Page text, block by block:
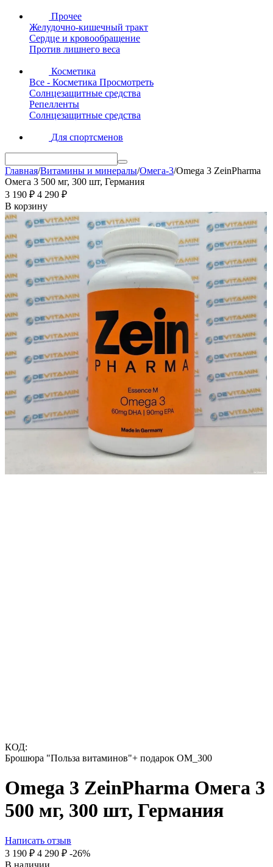
Прочее
Желудочно-кишечный тракт
Сердце и кровообращение
Против лишнего веса
Косметика
Все - Косметика Просмотреть
Солнцезащитные средства
Репелленты
Солнцезащитные средства
Для спортсменов
Главная/Витамины и минералы/Омега-3/Omega 3 ZeinPharma
Омега 3 500 мг, 300 шт, Германия
3 190 ₽ 4 290 ₽
В корзину
КОД:
Брошюра "Польза витаминов"+ подарок OM_300
Omega 3 ZeinPharma Омега 3
500 мг, 300 шт, Германия
Написать отзыв
3 190 ₽ 4 290 ₽ -26%
В наличии